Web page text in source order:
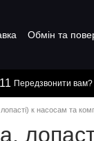
Обмін та
Передзвонити вам?
к насосам та